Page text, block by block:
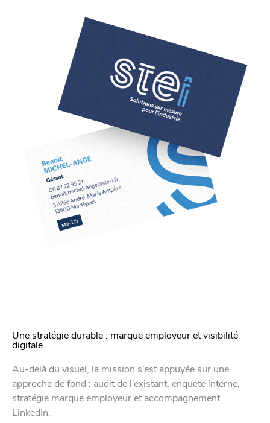
Une stratégie durable : marque employeur et visibilité
digitale
Au-delà du visuel, la mission s’est appuyée sur une
approche de fond : audit de l’existant, enquête interne,
stratégie marque employeur et accompagnement
LinkedIn.